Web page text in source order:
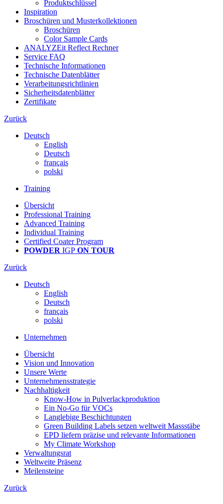
Produktschlüssel
Inspiration
Broschüren und Musterkollektionen
Broschüren
Color Sample Cards
ANALYZEit Reflect Rechner
Service FAQ
Technische Informationen
Technische Datenblätter
Verarbeitungsrichtlinien
Sicherheitsdatenblätter
Zertifikate
Zurück
Deutsch
English
Deutsch
français
polski
Training
Übersicht
Professional Training
Advanced Training
Individual Training
Certified Coater Program
POWDER IGP ON TOUR
Zurück
Deutsch
English
Deutsch
français
polski
Unternehmen
Übersicht
Vision und Innovation
Unsere Werte
Unternehmensstrategie
Nachhaltigkeit
Know-How in Pulverlackproduktion
Ein No-Go für VOCs
Langlebige Beschichtungen
Green Building Labels setzen weltweit Massstäbe
EPD liefern präzise und relevante Informationen
My Climate Workshop
Verwaltungsrat
Weltweite Präsenz
Meilensteine
Zurück